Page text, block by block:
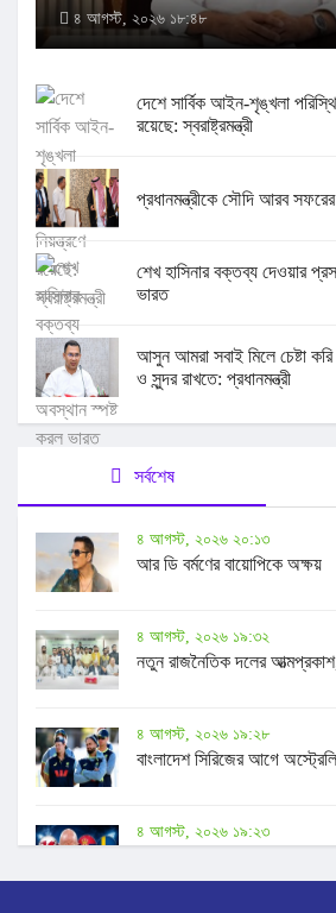
৪ আগস্ট, ২০২৬ ১৮:৪৮
দেশে সার্বিক আইন-শৃঙ্খলা
রয়েছে: স্বরাষ্ট্রমন্ত্রী
প্রধানমন্ত্রীকে সৌদি আরব
শেখ হাসিনার বক্তব্য দেওয়ার
ভারত
আসুন আমরা সবাই মিলে চেষ্টা
ও সুন্দর রাখতে: প্রধানমন্ত্রী
সর্বশেষ
৪ আগস্ট, ২০২৬ ২০:১৩
আর ডি বর্মণের বায়োপিকে অক্ষয়
৪ আগস্ট, ২০২৬ ১৯:৩২
নতুন রাজনৈতিক দলের
৪ আগস্ট, ২০২৬ ১৯:২৮
বাংলাদেশ সিরিজের আগে
৪ আগস্ট, ২০২৬ ১৯:২৩